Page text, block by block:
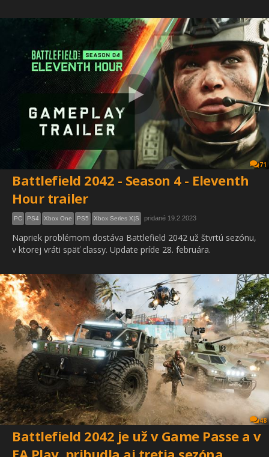
71
Battlefield 2042 - Season 4 - Eleventh
Hour trailer
PC PS4 Xbox One PS5 Xbox Series X|S pridané 19.2.2023
Napriek problémom dostáva Battlefield 2042 už štvrtú sezónu,
v ktorej vráti späť classy. Update príde 28. februára.
48
Battlefield 2042 je už v Game Passe a v